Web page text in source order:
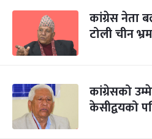
कांग्रेस नेता
टोली चीन
कांग्रेसको
केसीद्वयको